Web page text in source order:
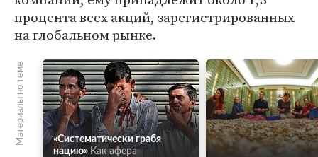
процента всех акций, зарегистрированных
на глобальном рынке.
Материалы по теме
«Систематически грабя
нацию» Как афера